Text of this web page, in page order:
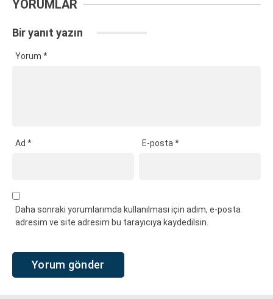
YORUMLAR
Bir yanıt yazın
Yorum *
Ad * E-posta*
Daha sonraki yorumlarımda kullanılması için adım, e-posta
adresim ve site adresim bu tarayıcıya kaydedilsin.